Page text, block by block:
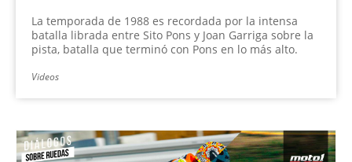
La temporada de 1988 es recordada por la intensa
batalla librada entre Sito Pons y Joan Garriga sobre la
pista, batalla que terminó con Pons en lo más alto.
Videos